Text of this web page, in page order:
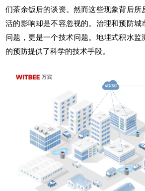
们茶余饭后的谈资。然而这些现象背后所
活的影响却是不容忽视的。治理和预防城
问题，更是一个技术问题。 地埋式积水监
的预防提供了科学的技术手段。